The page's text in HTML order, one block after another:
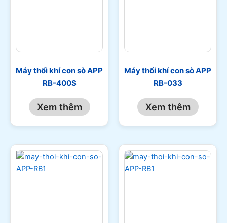
Máy thổi khí con sò APP
RB-400S
Xem thêm
Máy thổi khí con sò APP
RB-033
Xem thêm